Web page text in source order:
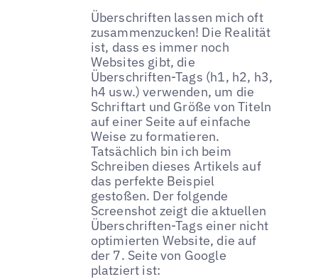
Überschriften lassen mich oft
zusammenzucken! Die Realität
ist, dass es immer noch
Websites gibt, die
Überschriften-Tags (h1, h2, h3,
h4 usw.) verwenden, um die
Schriftart und Größe von Titeln
auf einer Seite auf einfache
Weise zu formatieren.
Tatsächlich bin ich beim
Schreiben dieses Artikels auf
das perfekte Beispiel
gestoßen. Der folgende
Screenshot zeigt die aktuellen
Überschriften-Tags einer nicht
optimierten Website, die auf
der 7. Seite von Google
platziert ist: